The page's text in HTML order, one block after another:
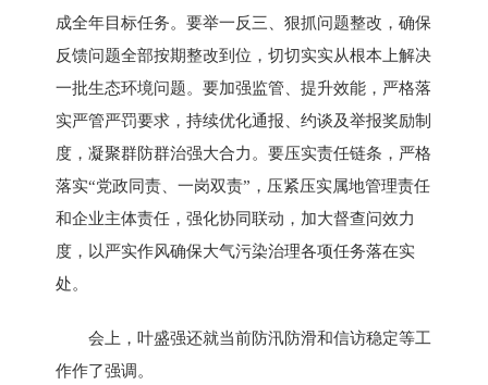
成全年目标任务。要举一反三、狠抓问题整改，确保
反馈问题全部按期整改到位，切切实实从根本上解决
一批生态环境问题。要加强监管、提升效能，严格落
实严管严罚要求，持续优化通报、约谈及举报奖励制
度，凝聚群防群治强大合力。要压实责任链条，严格
落实“党政同责、一岗双责”，压紧压实属地管理责任
和企业主体责任，强化协同联动，加大督查问效力
度，以严实作风确保大气污染治理各项任务落在实
处。
会上，叶盛强还就当前防汛防滑和信访稳定等工
作作了强调。